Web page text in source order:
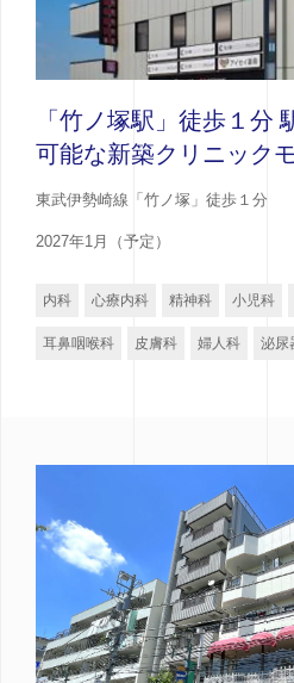
「竹ノ塚駅」徒歩１分
可能な新築クリニック
東武伊勢崎線「竹ノ塚」徒歩１分
2027年1月（予定）
内科 心療内科 精神科 小児科
耳鼻咽喉科 皮膚科 婦人科 泌尿